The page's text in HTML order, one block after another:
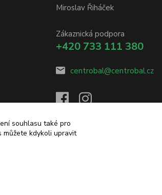
Miroslav Řiháček
Zákaznická podpora
+420 733 111 380
centrobal@centrobal.cz
souhlasu také pro
můžete kdykoli upravit